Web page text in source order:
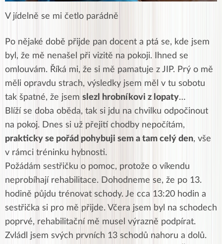
V jídelně se mi četlo parádně
Po nějaké době přijde pan docent a ptá se, kde jsem
byl, že mě nenašel při vizitě na pokoji. Ihned se
omlouvám. Říká mi, že si mě pamatuje z JIP. Prý o mě
měli opravdu strach, výsledky jsem měl v tu sobotu
tak špatné, že jsem slezl hrobníkovi z lopaty…
Blíží se doba oběda, tak si jdu na chvilku odpočinout
na pokoj. Dnes si už přejití chodby nepočítám,
prakticky se pořád pohybuji sem a tam celý den, vše
v rámci tréninku hybnosti.
Požádám sestřičku o pomoc, protože o víkendu
neprobíhají rehabilitace. Dohodneme se, že po 13.
hodině půjdu trénovat schody. Je cca 13:20 hodin a
sestřička si pro mě přijde. Včera jsem byl na schodech
poprvé, rehabilitační mě musel výrazně podpírat.
Zvládl jsem svých prvních 13 schodů nahoru a dolů.